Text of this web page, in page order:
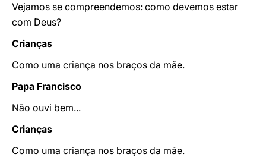
Vejamos se compreendemos: como devemos estar
com Deus?
Crianças
Como uma criança nos braços da mãe.
Papa Francisco
Não ouvi bem...
Crianças
Como uma criança nos braços da mãe.